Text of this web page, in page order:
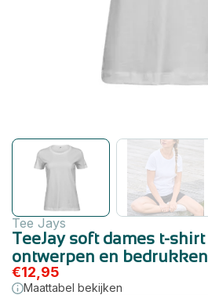
Tee Jays
TeeJay soft dames t-shirt
ontwerpen en bedrukken
€12,95
Maattabel bekijken